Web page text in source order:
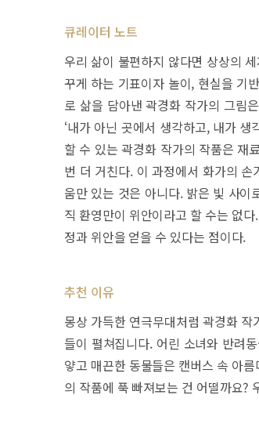
큐레이터 노트
우리 삶이 불편하지 않다면 상상의
꾸게 하는 기표이자 놀이, 현실을 기
로 삶을 담아낸 곽경화 작가의 그림
‘내가 아닌 곳에서 생각하고, 내가
할 수 있는 곽경화 작가의 작품은 재
번 더 거친다. 이 과정에서 화가의
움만 있는 것은 아니다. 밝은 빛 사
직 환영만이 위안이라고 할 수는 없
정과 위안을 얻을 수 있다는 점이다.
추천 이유
몽상 가득한 연극무대처럼 곽경화
들이 펼쳐집니다. 어린 소녀와 반려
얗고 매끈한 동물들은 캔버스 속 아
의 작품에 푹 빠져보는 건 어떨까요?